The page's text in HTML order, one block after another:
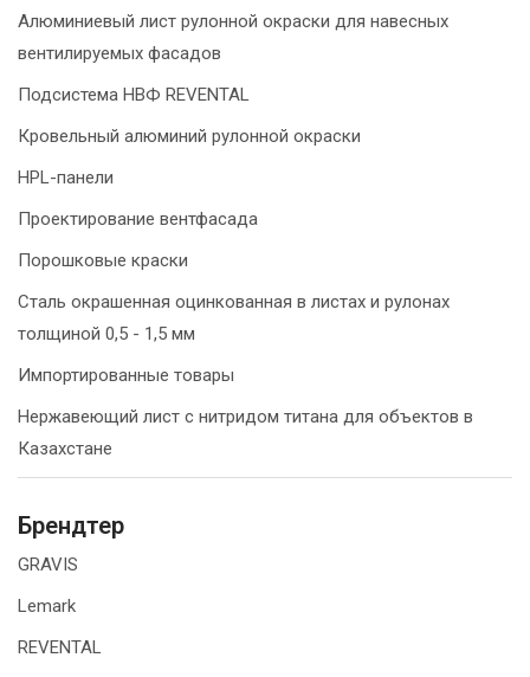
Алюминиевый лист рулонной окраски для навесных
вентилируемых фасадов
Подсистема НВФ REVENTAL
Кровельный алюминий рулонной окраски
HPL-панели
Проектирование вентфасада
Порошковые краски
Сталь окрашенная оцинкованная в листах и рулонах
толщиной 0,5 - 1,5 мм
Импортированные товары
Нержавеющий лист с нитридом титана для объектов в
Казахстане
Брендтер
GRAVIS
Lemark
REVENTAL